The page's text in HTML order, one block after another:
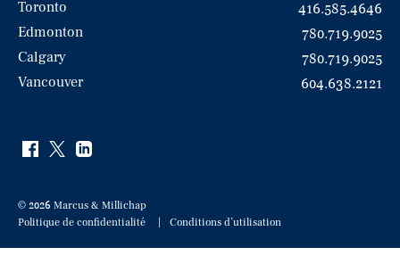
Toronto
416.585.4646
Edmonton
780.719.9025
Calgary
780.719.9025
Vancouver
604.638.2121
© 2026 Marcus & Millichap
Politique de confidentialité
Conditions d’utilisation